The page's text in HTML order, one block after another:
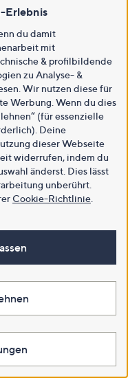
Erlebnis
du damit
mit
& profilbildende
zu Analyse- &
Wir nutzen diese für
Werbung. Wenn du dies
(für essenzielle
Deine
dieser Webseite
widerrufen, indem du
änderst. Dies lässt
unberührt.
Cookie-Richtlinie